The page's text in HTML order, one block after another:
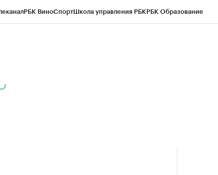
РБК ВиноСпортШкола управления РБКРБК Образование